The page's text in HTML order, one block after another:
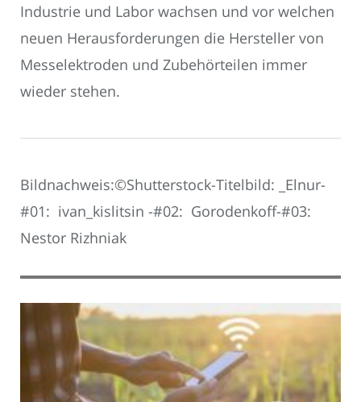
Industrie und Labor wachsen und vor welchen
neuen Herausforderungen die Hersteller von
Messelektroden und Zubehörteilen immer
wieder stehen.
Bildnachweis:©Shutterstock-Titelbild: _Elnur-
#01: ivan_kislitsin -#02: Gorodenkoff-#03:
Nestor Rizhniak